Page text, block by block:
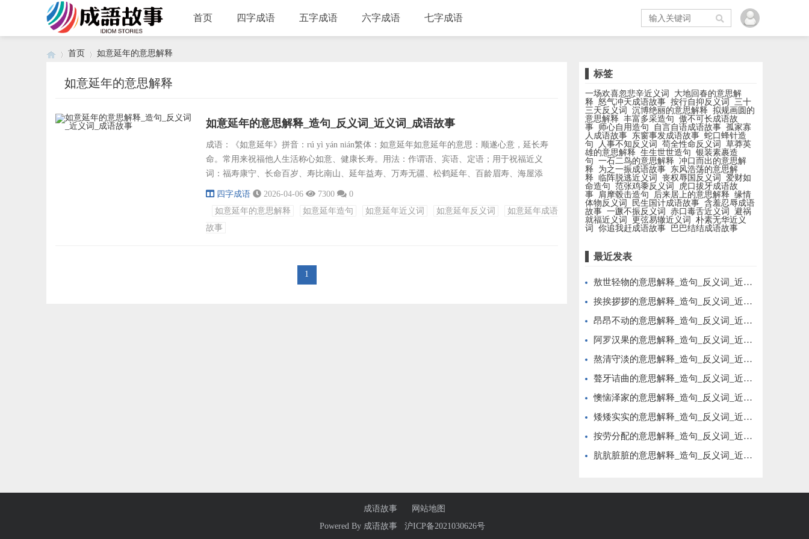
首页 四字成语 五字成语 六字成语 七字成语
首页 如意延年的意思解释
如意延年的意思解释
如意延年的意思解释_造句_反义词_近义词_成语故事
成语：《如意延年》拼音：rú yì yán nián繁体：如意延年如意延年的意思：顺遂心意，延长寿
命。常用来祝福他人生活称心如意、健康长寿。用法：作谓语、宾语、定语；用于祝福近义
词：福寿康宁、长命百岁、寿比南山、延年益寿、万寿无疆、松鹤延年、百龄眉寿、海屋添
筹、寿元无量、期颐之寿反义词：英年早逝、短命促命、天不假年、年逾古稀、风烛残年、行
稀、年富力盛、年高德勋、年谷不登、年经国纬、年深日久、年复一年、年高德卲、年湮世
远、年富力强、年壮...
四字成语 2026-04-06 7300
0
如意延年的意思解释
如意延年造句 如意延年近义词 如意延年反义词
如意延年成语
故事
1
标签
一场欢喜忽悲辛近义词
大地回春的意思解
释 怒气冲天成语故事 按行自抑反义词
三十
三天反义词
沉博绝丽的意思解释 拟规画圆的
意思解释 丰富多采造句 傲不可长成语故
事 师心自用造句 自言自语成语故事 孤家寡
人成语故事 东窗事发成语故事 蛇口蜂针造
句
人事不知反义词 苟全性命反义词
草莽英
雄的意思解释 生生世世造句 银装素裹造
句 一石二鸟的意思解释 冲口而出的意思解
释
为之一振成语故事 东风浩荡的意思解
释 临阵脱逃近义词 丧权辱国反义词
爱财如
命造句 范张鸡黍反义词
虎口拔牙成语故
事 肩摩毂击造句 后来居上的意思解释 缘情
体物反义词
民生国计成语故事 含羞忍辱成语
故事 一蹶不振反义词 赤口毒舌近义词
避祸
就福近义词
更弦易辙近义词
朴素无华近义
词
你追我赶成语故事 巴巴结结成语故事
最近发表
敖世轻物的意思解释_造句_反义词_近义词_成语故事
挨挨拶拶的意思解释_造句_反义词_近义词_成语故事
昂昂不动的意思解释_造句_反义词_近义词_成语故事
阿罗汉果的意思解释_造句_反义词_近义词_成语故事
熬清守淡的意思解释_造句_反义词_近义词_成语故事
聱牙诘曲的意思解释_造句_反义词_近义词_成语故事
懊恼泽家的意思解释_造句_反义词_近义词_成语故事
矮矮实实的意思解释_造句_反义词_近义词_成语故事
按劳分配的意思解释_造句_反义词_近义词_成语故事
肮肮脏脏的意思解释_造句_反义词_近义词_成语故事
成语故事
网站地图
Powered By 成语故事 沪ICP备2021030626号